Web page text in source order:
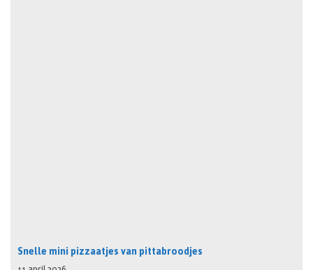
Snelle mini pizzaatjes van pittabroodjes